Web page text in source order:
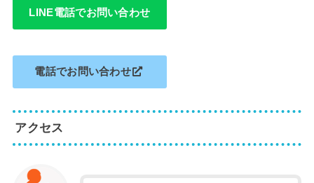
LINE電話でお問い合わせ
電話でお問い合わせ
アクセス